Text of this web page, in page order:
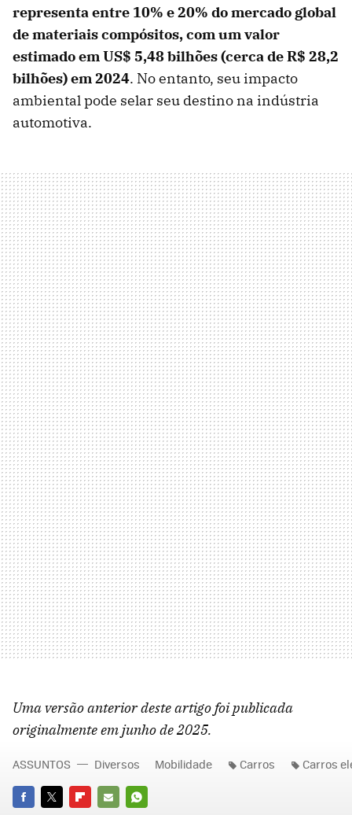
representa entre 10% e 20% do mercado global
de materiais compósitos, com um valor
estimado em US$ 5,48 bilhões (cerca de R$ 28,2
bilhões) em 2024. No entanto, seu impacto
ambiental pode selar seu destino na indústria
automotiva.
Uma versão anterior deste artigo foi publicada
originalmente em junho de 2025.
ASSUNTOS Diversos Mobilidade Carros Carros